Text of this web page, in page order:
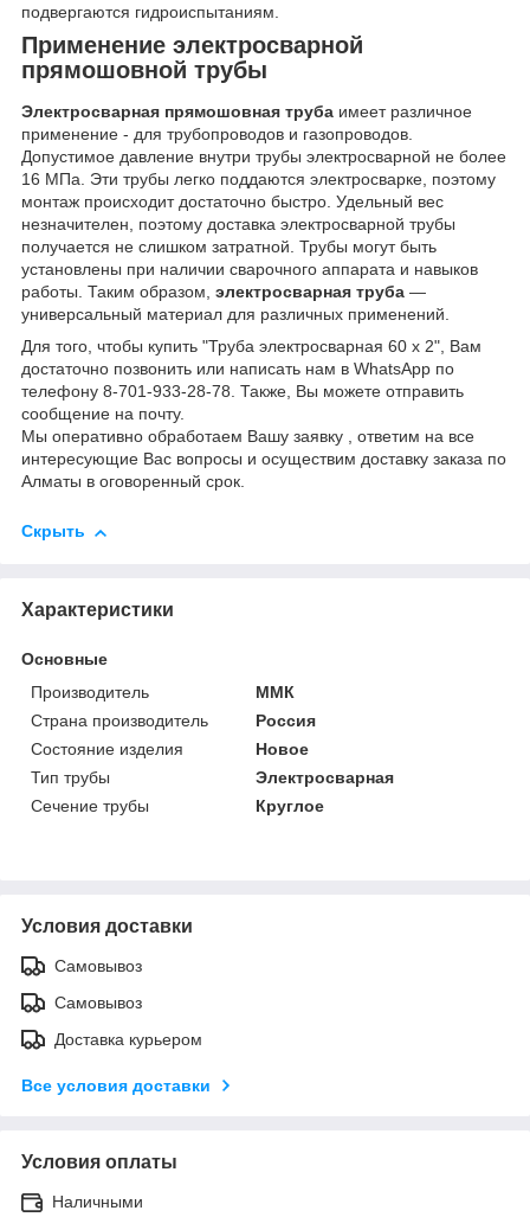
подвергаются гидроиспытаниям.
Применение электросварной
прямошовной трубы
Электросварная прямошовная труба имеет различное
применение - для трубопроводов и газопроводов.
Допустимое давление внутри трубы электросварной не более
16 МПа. Эти трубы легко поддаются электросварке, поэтому
монтаж происходит достаточно быстро. Удельный вес
незначителен, поэтому доставка электросварной трубы
получается не слишком затратной. Трубы могут быть
установлены при наличии сварочного аппарата и навыков
работы. Таким образом, электросварная труба —
универсальный материал для различных применений.
Для того, чтобы купить "Труба электросварная 60 х 2", Вам
достаточно позвонить или написать нам в WhatsApp по
телефону 8-701-933-28-78. Также, Вы можете отправить
сообщение на почту.
Мы оперативно обработаем Вашу заявку , ответим на все
интересующие Вас вопросы и осуществим доставку заказа по
Алматы в оговоренный срок.
Скрыть
Характеристики
Основные
Производитель
ММК
Страна производитель
Россия
Состояние изделия
Новое
Тип трубы
Электросварная
Сечение трубы
Круглое
Условия доставки
Самовывоз
Самовывоз
Доставка курьером
Все условия доставки
Условия оплаты
Наличными